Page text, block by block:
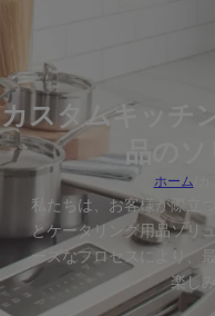
カスタムキッチ
品の
ホーム
私たちは、お客様が際立
とケータリング用品ソリ
ーズなプロセスにより、
楽し